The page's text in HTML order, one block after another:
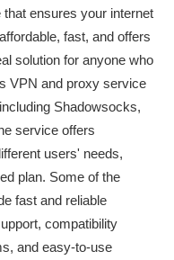
ensures your internet
fast, and offers
solution for anyone who
VPN and proxy service
Shadowsocks,
service offers
users' needs,
plan. Some of the
fast and reliable
compatibility
and easy-to-use